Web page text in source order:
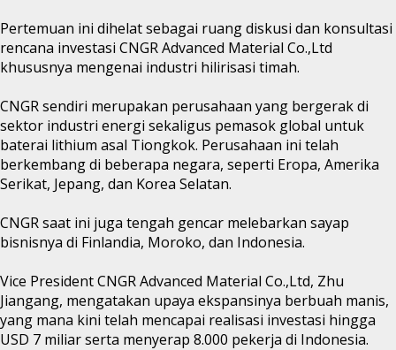
Pertemuan ini dihelat sebagai ruang diskusi dan konsultasi
rencana investasi CNGR Advanced Material Co.,Ltd
khususnya mengenai industri hilirisasi timah.
CNGR sendiri merupakan perusahaan yang bergerak di
sektor industri energi sekaligus pemasok global untuk
baterai lithium asal Tiongkok. Perusahaan ini telah
berkembang di beberapa negara, seperti Eropa, Amerika
Serikat, Jepang, dan Korea Selatan.
CNGR saat ini juga tengah gencar melebarkan sayap
bisnisnya di Finlandia, Moroko, dan Indonesia.
Vice President CNGR Advanced Material Co.,Ltd, Zhu
Jiangang, mengatakan upaya ekspansinya berbuah manis,
yang mana kini telah mencapai realisasi investasi hingga
USD 7 miliar serta menyerap 8.000 pekerja di Indonesia.